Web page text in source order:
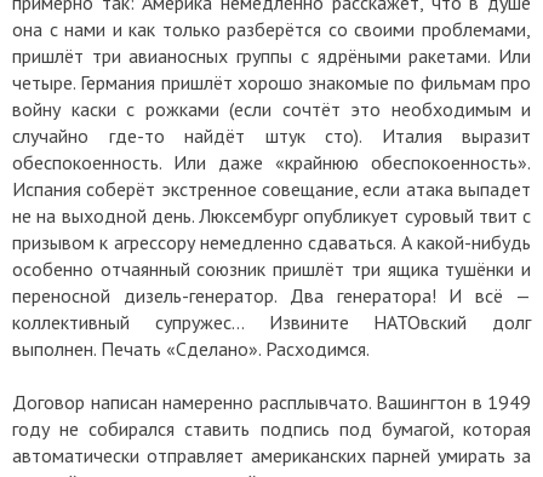
она с нами и как только разберётся со своими проблемами,
пришлёт три авианосных группы с ядрёными ракетами. Или
четыре. Германия пришлёт хорошо знакомые по фильмам про
войну каски с рожками (если сочтёт это необходимым и
случайно где-то найдёт штук сто). Италия выразит
обеспокоенность. Или даже «крайнюю обеспокоенность».
Испания соберёт экстренное совещание, если атака выпадет
не на выходной день. Люксембург опубликует суровый твит с
призывом к агрессору немедленно сдаваться. А какой-нибудь
особенно отчаянный союзник пришлёт три ящика тушёнки и
переносной дизель-генератор. Два генератора! И всё —
коллективный супружес… Извините НАТОвский долг
выполнен. Печать «Сделано». Расходимся.
Договор написан намеренно расплывчато. Вашингтон в 1949
году не собирался ставить подпись под бумагой, которая
автоматически отправляет американских парней умирать за